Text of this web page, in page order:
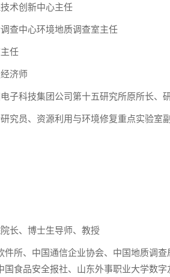
术创新中心主任
查中心环境地质调查室主任
任
济师
子科技集团公司第十五研究所原所长、
究员、资源利用与环境修复重点实验室
长、博士生导师、教授
所、中国通信企业协会、中国地质调
食品安全报社、山东外事职业大学数